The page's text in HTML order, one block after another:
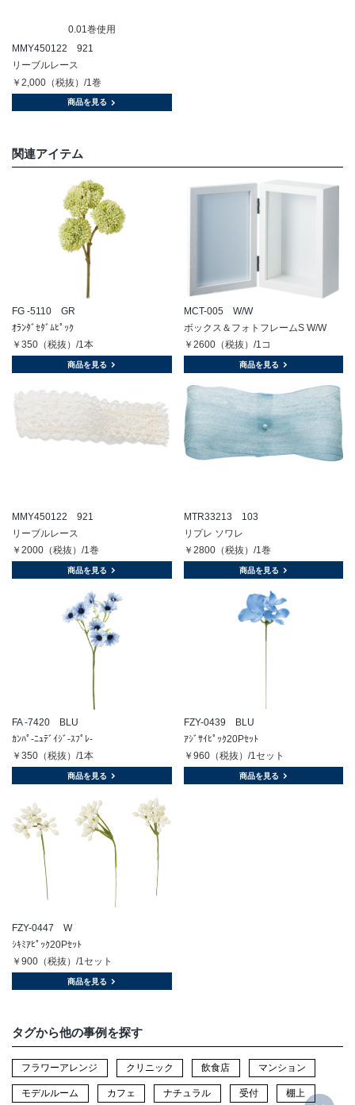
0.01巻使用
MMY450122 921
リーブルレース
￥2,000（税抜）/1巻
商品を見る
関連アイテム
FG -5110 GR
ｵﾗﾝﾀﾞｾﾀﾞﾑﾋﾟｯｸ
￥350（税抜）/1本
商品を見る
MCT-005 W/W
ボックス＆フォトフレームS W/W
￥2600（税抜）/1コ
商品を見る
MMY450122 921
リーブルレース
￥2000（税抜）/1巻
商品を見る
MTR33213 103
リプレ ソワレ
￥2800（税抜）/1巻
商品を見る
FA -7420 BLU
ｶﾝﾊﾟ-ﾆｭﾃﾞｲｼﾞ-ｽﾌﾟﾚ-
￥350（税抜）/1本
商品を見る
FZY-0439 BLU
ｱｼﾞｻｲﾋﾟｯｸ20Pｾｯﾄ
￥960（税抜）/1セット
商品を見る
FZY-0447 W
ｼｷﾐｱﾋﾟｯｸ20Pｾｯﾄ
￥900（税抜）/1セット
商品を見る
タグから他の事例を探す
フラワーアレンジ クリニック 飲食店 マンション
モデルルーム カフェ ナチュラル 受付 棚上